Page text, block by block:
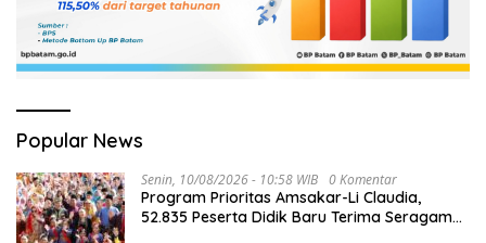
Popular News
Senin, 10/08/2026 - 10:58 WIB 0 Komentar
Program Prioritas Amsakar-Li Claudia,
52.835 Peserta Didik Baru Terima Seragam